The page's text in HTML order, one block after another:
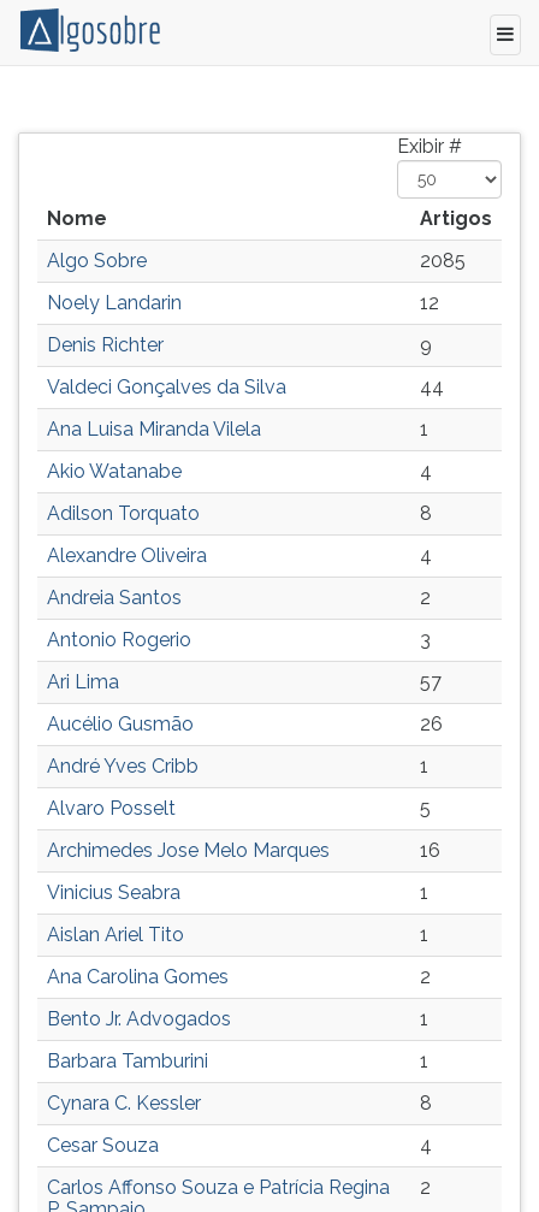
de
autores
colaboradores
Algo
Sobre.
TAB
para
conteúdo
principal
desta
pular
leitura
pressione
depois
Para
pausar
leitura
pressione
(primeira
esquerda
continuar
pressione
(primeira
direita
Exibir #
Nome
Artigos
Algo Sobre
2085
Noely Landarin
12
Denis Richter
9
Valdeci Gonçalves da Silva
44
Ana Luisa Miranda Vilela
1
Akio Watanabe
4
Adilson Torquato
8
Alexandre Oliveira
4
Andreia Santos
2
Antonio Rogerio
3
Ari Lima
57
Aucélio Gusmão
26
André Yves Cribb
1
Alvaro Posselt
5
Archimedes Jose Melo Marques
16
Vinicius Seabra
1
Aislan Ariel Tito
1
Ana Carolina Gomes
2
Bento Jr. Advogados
1
Barbara Tamburini
1
Cynara C. Kessler
8
Cesar Souza
4
Carlos Affonso Souza e Patrícia Regina
2